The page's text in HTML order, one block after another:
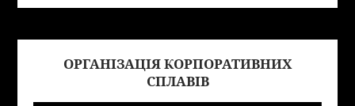
ОРГАНІЗАЦІЯ КОРПОРАТИВНИХ
СПЛАВІВ